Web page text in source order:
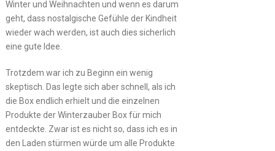
Winter und Weihnachten und wenn es darum
geht, dass nostalgische Gefühle der Kindheit
wieder wach werden, ist auch dies sicherlich
eine gute Idee.
Trotzdem war ich zu Beginn ein wenig
skeptisch. Das legte sich aber schnell, als ich
die Box endlich erhielt und die einzelnen
Produkte der Winterzauber Box für mich
entdeckte. Zwar ist es nicht so, dass ich es in
den Laden stürmen würde um alle Produkte